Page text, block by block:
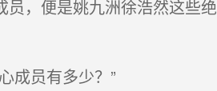
，便是姚九洲徐浩然这些
成员有多少？”